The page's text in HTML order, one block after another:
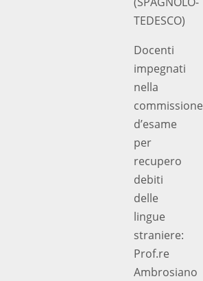
TEDESCO)
Docenti
impegnati
nella
commissione
d’esame
per
recupero
debiti
delle
lingue
straniere:
Prof.re
Ambrosiano